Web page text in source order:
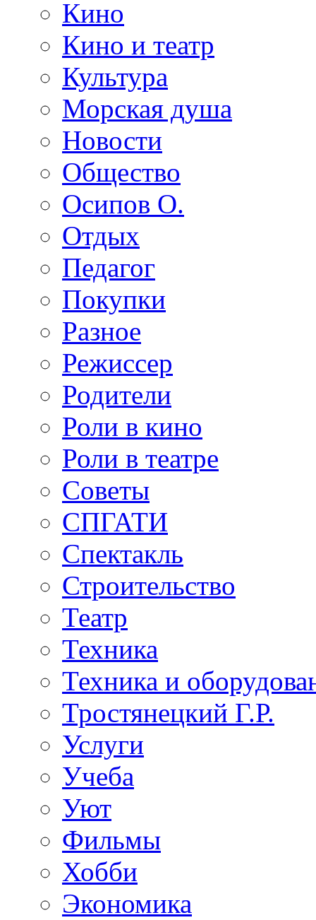
Кино
Кино и театр
Культура
Морская душа
Новости
Общество
Осипов О.
Отдых
Педагог
Покупки
Разное
Режиссер
Родители
Роли в кино
Роли в театре
Советы
СПГАТИ
Спектакль
Строительство
Театр
Техника
Техника и
Тростянецкий Г.Р.
Услуги
Учеба
Уют
Фильмы
Хобби
Экономика